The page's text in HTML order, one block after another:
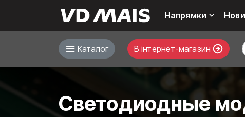
Напрямки
Каталог В інтернет-магазин
Светодиодные